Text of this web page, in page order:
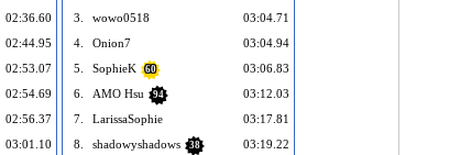
02:36.60
02:44.95
02:53.07
02:54.69
02:56.37
03:01.10
3.
wowo0518
03:04.71
4.
Onion7
03:04.94
5.
SophieK 60
03:06.83
6.
AMO Hsu 94
03:12.03
7.
LarissaSophie
03:17.81
8.
shadowyshadows 38
03:19.22